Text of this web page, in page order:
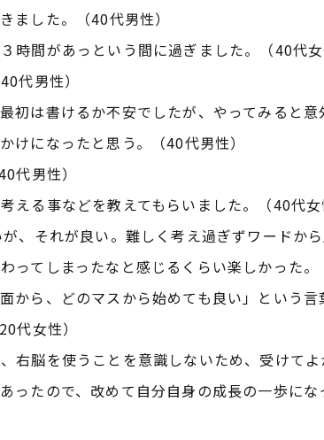
ました。（40代男性）
時間があっという間に過ぎました。（40代女
代男性）
初は書けるか不安でしたが、やってみると意
けになったと思う。（40代男性）
代男性）
える事などを教えてもらいました。（40代女
、それが良い。難しく考え過ぎずワードか
ってしまったなと感じるくらい楽しかった。
から、どのマスから始めても良い」という
代女性）
右脳を使うことを意識しないため、受けてよ
ったので、改めて自分自身の成長の一歩にな